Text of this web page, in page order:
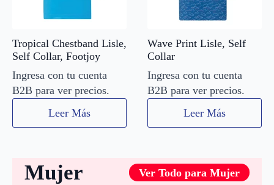
Tropical Chestband Lisle,
Self Collar, Footjoy
Ingresa con tu cuenta
B2B para ver precios.
Leer Más
Wave Print Lisle, Self
Collar
Ingresa con tu cuenta
B2B para ver precios.
Leer Más
Mujer Ver Todo para Mujer